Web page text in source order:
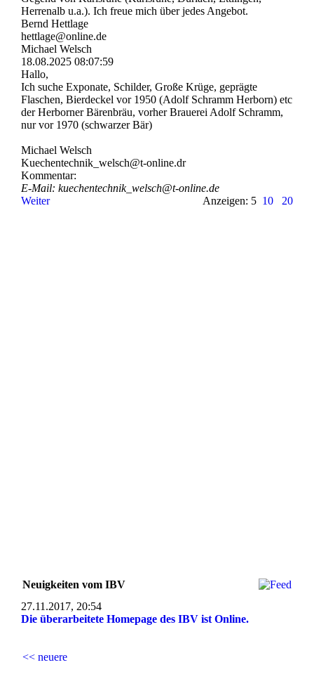
Herrenalb u.a.). Ich freue mich über jedes Angebot.
Bernd Hettlage
hettlage@online.de
Michael Welsch
18.08.2025 08:07:59
Hallo,
Ich suche Exponate, Schilder, Große Krüge, geprägte
Flaschen, Bierdeckel vor 1950 (Adolf Schramm Herborn) etc
der Herborner Bärenbräu, vorher Brauerei Adolf Schramm,
nur vor 1970 (schwarzer Bär)
Michael Welsch
Kuechentechnik_­welsch@­t-­online.­dr
Kommentar:
E-Mail: kuechentechnik_­welsch@­t-­online.­de
Weiter
Anzeigen: 5 10 20
Neuigkeiten vom IBV
27.11.2017, 20:54
Die überarbeitete Homepage des IBV ist Online.
<< neuere